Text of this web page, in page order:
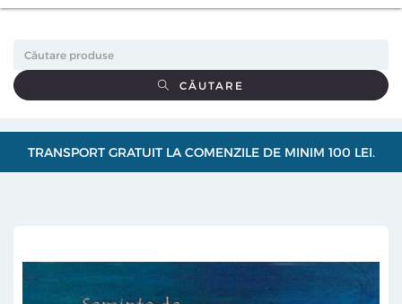
CĂUTARE
TRANSPORT GRATUIT LA COMENZILE DE MINIM 100 LEI.